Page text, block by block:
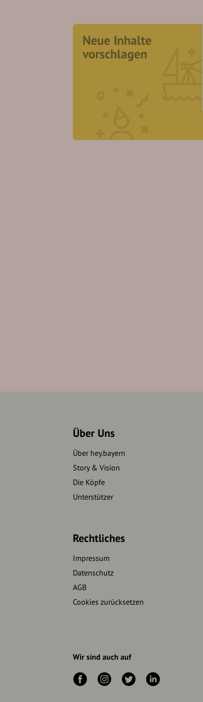
Neue Inhalte
vorschlagen
Über Uns
Über hey.bayern
Story & Vision
Die Köpfe
Unterstützer
Rechtliches
Impressum
Datenschutz
AGB
Cookies zurücksetzen
Wir sind auch auf